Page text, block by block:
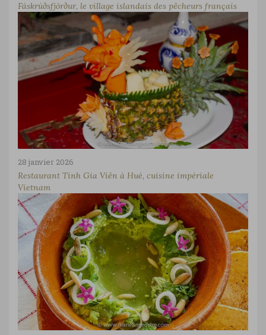
Fáskrúðsfjörður, le village islandais des pêcheurs français
28 janvier 2026
Restaurant Tinh Gia Viên à Hué, cuisine impériale
Vietnam